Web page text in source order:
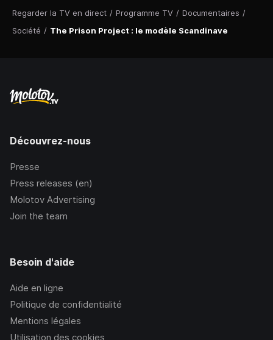
Regarder la TV en direct / Programme TV / Documentaires /
Société / The Prison Project : le modèle Scandinave
Découvrez-nous
Presse
Press releases (en)
Molotov Advertising
Join the team
Besoin d'aide
Aide en ligne
Politique de confidentialité
Mentions légales
Utilisation des cookies